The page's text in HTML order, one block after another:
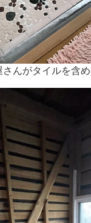
さんがタイルを含